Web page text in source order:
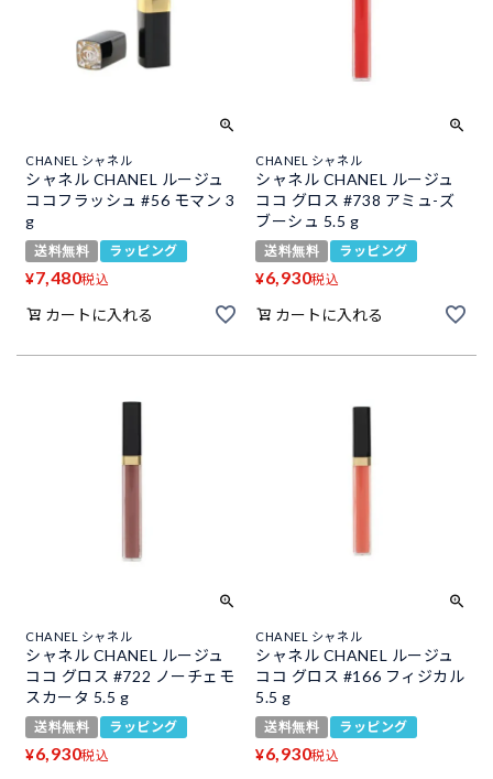
CHANEL シャネル
シャネル CHANEL ルージュ
ココフラッシュ #56 モマン 3
g
送料無料 ラッピング
¥7,480税込
カートに入れる
CHANEL シャネル
シャネル CHANEL ルージュ
ココ グロス #738 アミュ-ズ
ブーシュ 5.5 g
送料無料 ラッピング
¥6,930税込
カートに入れる
CHANEL シャネル
シャネル CHANEL ルージュ
ココ グロス #722 ノーチェモ
スカータ 5.5 g
送料無料 ラッピング
¥6,930税込
CHANEL シャネル
シャネル CHANEL ルージュ
ココ グロス #166 フィジカル
5.5 g
送料無料 ラッピング
¥6,930税込